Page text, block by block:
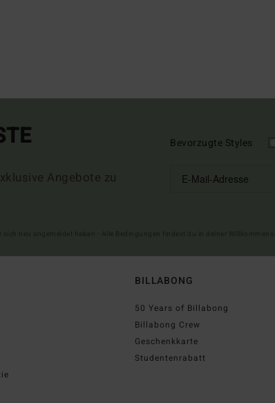
Angebote zu
Bevorzugte Styles
BILLABONG
50 Years of Billabong
Billabong Crew
Geschenkkarte
Studentenrabatt